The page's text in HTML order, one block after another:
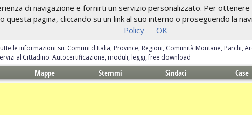
di navigazione e fornirti un servizio personalizzato. Per
pagina, cliccando su un link al suo interno o proseguendo la
Policy
OK
le informazioni su: Comuni d'Italia, Province, Regioni, Comunità Montane, Parchi,
al Cittadino. Autocertificazione, moduli, leggi, free download
Mappe Stemmi Sindaci Case